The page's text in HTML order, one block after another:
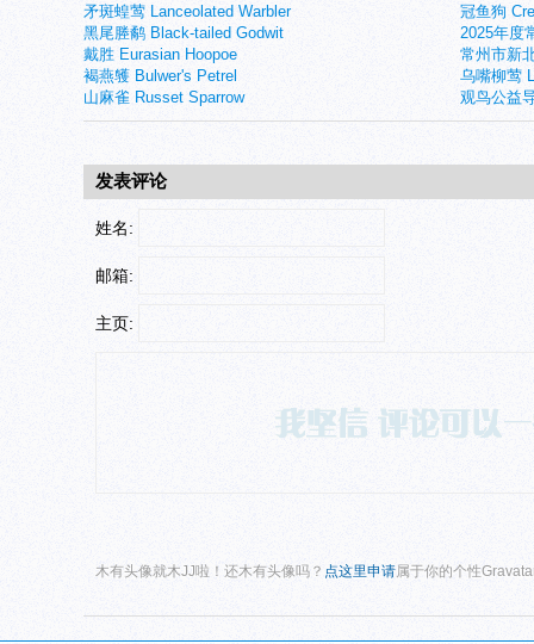
冠鱼狗
2025年度
常州市新
乌嘴柳莺
观鸟公益
矛斑蝗莺 Lanceolated Warbler
黑尾塍鹬 Black-tailed Godwit
戴胜 Eurasian Hoopoe
褐燕鹱 Bulwer's Petrel
山麻雀 Russet Sparrow
发表评论
姓名:
邮箱:
主页:
木有头像就木JJ啦！还木有头像吗？ 点这里申请 属于你的个性